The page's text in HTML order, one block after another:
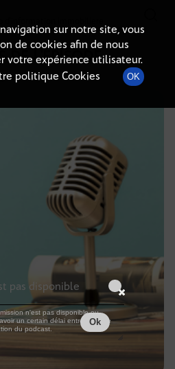
DE L'ÉPISODE
sur notre site, vous
de cookies afin de nous
votre expérience utilisateur.
politique Cookies
OK
pas disponible
n'est pas disponible ou
un certain délai entre la fin de
du podcast.
Ok